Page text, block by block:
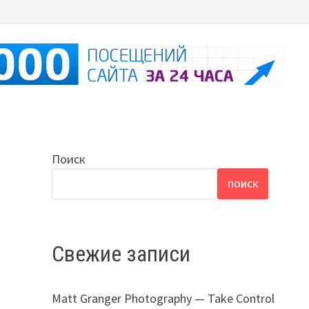
Поиск
ПОИСК
Свежие записи
Matt Granger Photography — Take Control